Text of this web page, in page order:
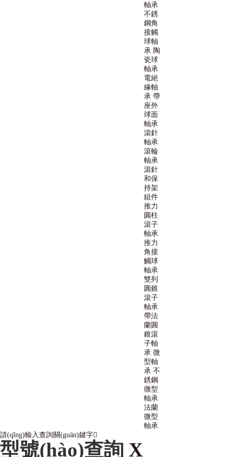
軸承
不銹
鋼角
接觸
球軸
承 陶
瓷球
軸承
電絕
緣軸
承 帶
座外
球面
軸承
滾針
軸承
滾輪
軸承
滾針
和保
持架
組件
推力
圓柱
滾子
軸承
推力
角接
觸球
軸承
雙列
圓錐
滾子
軸承
帶法
蘭圓
錐滾
子軸
承 微
型軸
承 不
銹鋼
微型
軸承
法蘭
微型
軸承
請(qǐng)輸入查詢關(guān)鍵字
型號(hào)查詢 X